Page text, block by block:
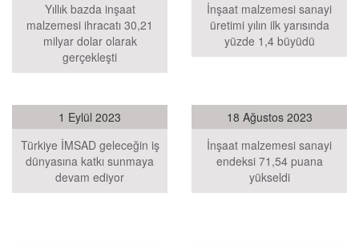
Yıllık bazda inşaat
malzemesi ihracatı 30,21
milyar dolar olarak
gerçekleşti
İnşaat malzemesi sanayi
üretimi yılın ilk yarısında
yüzde 1,4 büyüdü
1 Eylül 2023
Türkiye İMSAD geleceğin iş
dünyasına katkı sunmaya
devam ediyor
18 Ağustos 2023
İnşaat malzemesi sanayi
endeksi 71,54 puana
yükseldi